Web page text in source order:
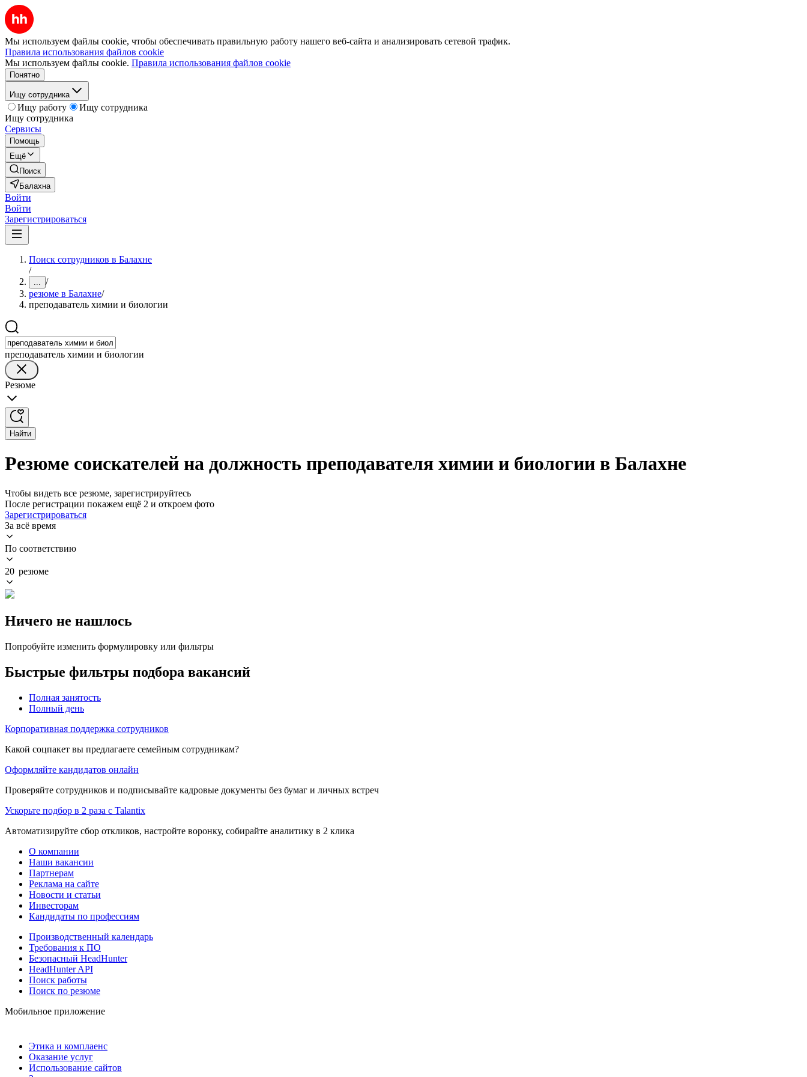
Мы используем файлы cookie, чтобы обеспечивать правильную работу нашего веб-сайта и анализировать сетевой трафик.
Правила использования файлов cookie
Мы используем файлы cookie. Правила использования файлов cookie
Понятно
Ищу сотрудника
Ищу работу
Ищу сотрудника
Ищу сотрудника
Сервисы
Помощь
Ещё
Поиск
Балахна
Войти
Войти
Зарегистрироваться
Поиск сотрудников в Балахне
/
... /
резюме в Балахне/
преподаватель химии и биологии
преподаватель химии и биологии
Резюме
Найти
Резюме соискателей на должность преподавателя химии и биологии в Балахне
Чтобы видеть все резюме, зарегистрируйтесь
После регистрации покажем ещё 2 и откроем фото
Зарегистрироваться
За всё время
По соответствию
20 резюме
Ничего не нашлось
Попробуйте изменить формулировку или фильтры
Быстрые фильтры подбора вакансий
Полная занятость
Полный день
Корпоративная поддержка сотрудников
Какой соцпакет вы предлагаете семейным сотрудникам?
Оформляйте кандидатов онлайн
Проверяйте сотрудников и подписывайте кадровые документы без бумаг и личных встреч
Ускорьте подбор в 2 раза с Talantix
Автоматизируйте сбор откликов, настройте воронку, собирайте аналитику в 2 клика
О компании
Наши вакансии
Партнерам
Реклама на сайте
Новости и статьи
Инвесторам
Кандидаты по профессиям
Производственный календарь
Требования к ПО
Безопасный HeadHunter
HeadHunter API
Поиск работы
Поиск по резюме
Мобильное приложение
Этика и комплаенс
Оказание услуг
Использование сайтов